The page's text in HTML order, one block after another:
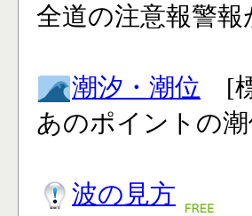
全道の注意報警
潮汐・潮位 [
あのポイントの
波の見方